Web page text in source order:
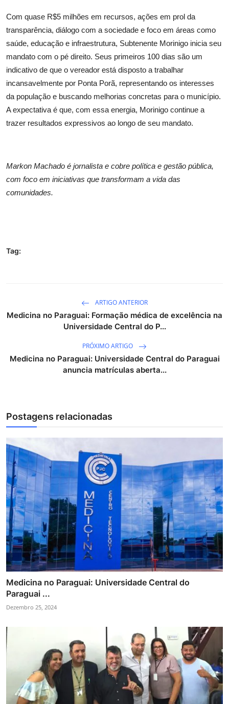
Com quase R$5 milhões em recursos, ações em prol da
transparência, diálogo com a sociedade e foco em áreas como
saúde, educação e infraestrutura, Subtenente Morinigo inicia seu
mandato com o pé direito. Seus primeiros 100 dias são um
indicativo de que o vereador está disposto a trabalhar
incansavelmente por Ponta Porã, representando os interesses
da população e buscando melhorias concretas para o município.
A expectativa é que, com essa energia, Morinigo continue a
trazer resultados expressivos ao longo de seu mandato.
Markon Machado é jornalista e cobre política e gestão pública,
com foco em iniciativas que transformam a vida das
comunidades.
Tag:
ARTIGO ANTERIOR
Medicina no Paraguai: Formação médica de excelência na
Universidade Central do P...
PRÓXIMO ARTIGO
Medicina no Paraguai: Universidade Central do Paraguai
anuncia matrículas aberta...
Postagens relacionadas
Medicina no Paraguai: Universidade Central do
Paraguai ...
Dezembro 25, 2024